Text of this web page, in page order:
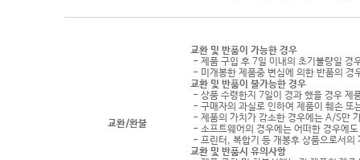
교환/환불
교환 및 반품이 가능한 경우
- 제품 구입 후 7일 이내의 초기불량일 경
- 미개봉한 제품중 변심에 의한 반품의 경
교환 및 반품이 불가능한 경우
- 상품 수령한지 7일이 경과 했을 경우 제
- 구매자의 과실로 인하여 제품이 훼손 또
- 제품의 가치가 감소한 경우에는 A/S만
- 소프트웨어의 경우에는 어떠한 경우에
- 프린터, 복합기 등 개봉후 상품으로서의
교환 및 반품시 유의사항